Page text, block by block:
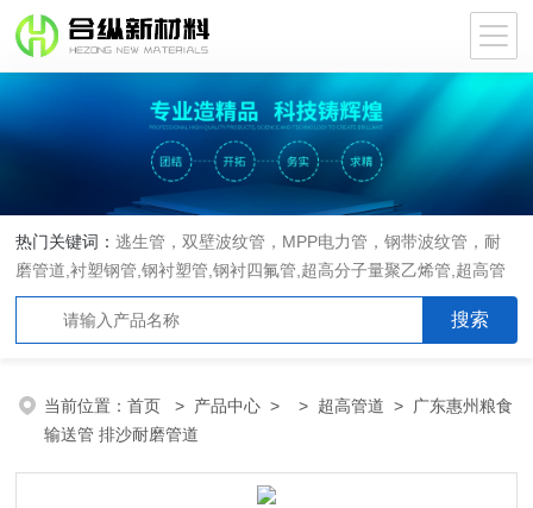
热门关键词：逃生管，双壁波纹管，MPP电力管，钢带波纹管，耐
磨管道,衬塑钢管,钢衬塑管,钢衬四氟管,超高分子量聚乙烯管,超高管
当前位置：首页 > 产品中心 > > 超高管道 > 广东惠州粮食
输送管 排沙耐磨管道